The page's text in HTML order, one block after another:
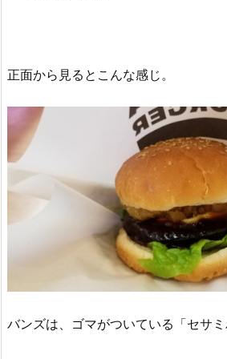
正面から見るとこんな感じ。
バンズは、ゴマがついている「セサミ